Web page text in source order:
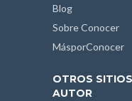
Blog
Sobre Conocer
MásporConocer
OTROS
AUTOR